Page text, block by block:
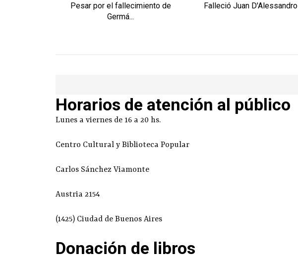
Pesar por el fallecimiento de
Germá...
Falleció Juan D'Alessandro
Horarios de atención al público
Lunes a viernes de 16 a 20 hs.
Centro Cultural y Biblioteca Popular
Carlos Sánchez Viamonte
Austria 2154
(1425) Ciudad de Buenos Aires
Donación de libros